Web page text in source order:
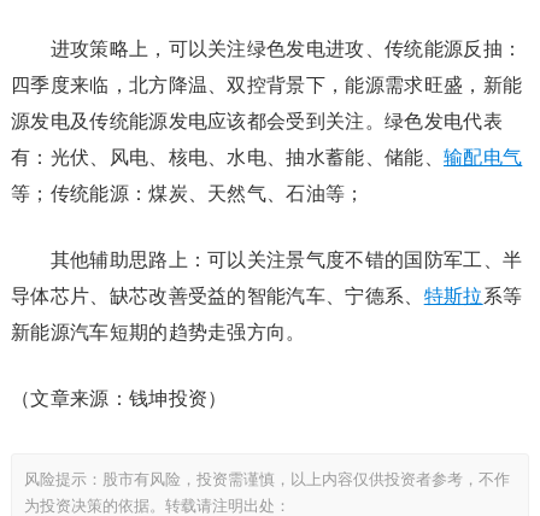
进攻策略上，可以关注绿色发电进攻、传统能源反抽：
四季度来临，北方降温、双控背景下，能源需求旺盛，新能
源发电及传统能源发电应该都会受到关注。绿色发电代表
有：光伏、风电、核电、水电、抽水蓄能、储能、 输配电气
等；传统能源：煤炭、天然气、石油等；
其他辅助思路上：可以关注景气度不错的国防军工、半
导体芯片、缺芯改善受益的智能汽车、宁德系、 特斯拉系等
新能源汽车短期的趋势走强方向。
（文章来源：钱坤投资）
风险提示：股市有风险，投资需谨慎，以上内容仅供投资者参考，不作
为投资决策的依据。转载请注明出处：